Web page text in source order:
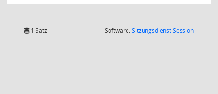
1 Satz Software:SitzungsdienstSession(Wird in